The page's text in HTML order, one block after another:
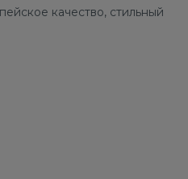
качество, стильный